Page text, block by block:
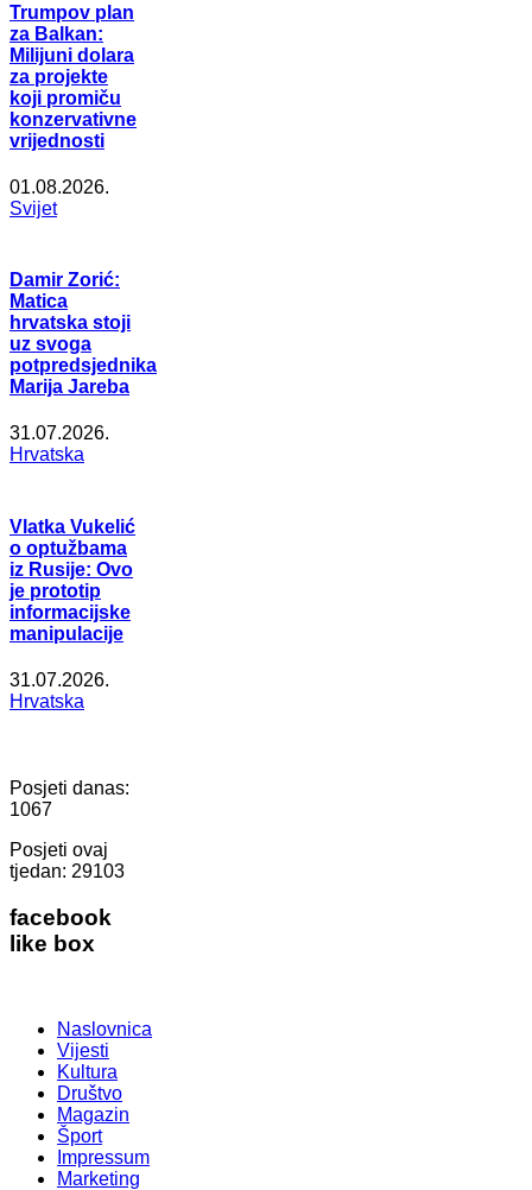
Trumpov plan
za Balkan:
Milijuni dolara
za projekte
koji promiču
konzervativne
vrijednosti
01.08.2026.
Svijet
Damir Zorić:
Matica
hrvatska stoji
uz svoga
potpredsjednika
Marija Jareba
31.07.2026.
Hrvatska
Vlatka Vukelić
o optužbama
iz Rusije: Ovo
je prototip
informacijske
manipulacije
31.07.2026.
Hrvatska
Posjeti danas:
1067
Posjeti ovaj
tjedan: 29103
facebook
like box
Naslovnica
Vijesti
Kultura
Društvo
Magazin
Šport
Impressum
Marketing